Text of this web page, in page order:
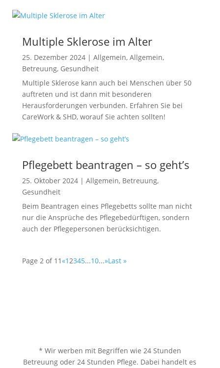
Multiple Sklerose im Alter
25. Dezember 2024| Allgemein, Allgemein,
Betreuung, Gesundheit
Multiple Sklerose kann auch bei Menschen über 50
auftreten und ist dann mit besonderen
Herausforderungen verbunden. Erfahren Sie bei
CareWork & SHD, worauf Sie achten sollten!
Pflegebett beantragen – so geht’s
25. Oktober 2024| Allgemein, Betreuung,
Gesundheit
Beim Beantragen eines Pflegebetts sollte man nicht
nur die Ansprüche des Pflegebedürftigen, sondern
auch der Pflegepersonen berücksichtigen.
Page 2 of 11«12345...10...»Last »
* Wir werben mit Begriffen wie 24 Stunden
Betreuung oder 24 Stunden Pflege. Dabei handelt es